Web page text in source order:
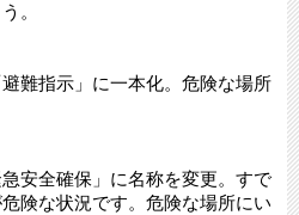
。
難指示」に一本化。危険な場所
安全確保」に名称を変更。すで
険な状況です。危険な場所にい